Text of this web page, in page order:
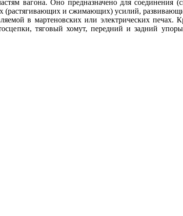
вагона. Оно предназначено для соединения
(растягивающих и сжимающих) усилий,
в мартеновских или электрических печах.
тяговый хомут, передний и задний